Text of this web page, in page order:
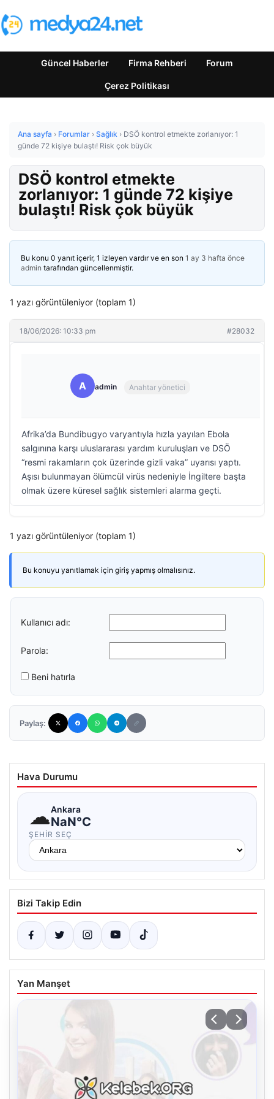
Güncel Haberler Firma Rehberi Forum
Çerez Politikası
Ana sayfa › Forumlar › Sağlık › DSÖ kontrol etmekte zorlanıyor: 1
günde 72 kişiye bulaştı! Risk çok büyük
DSÖ kontrol etmekte
zorlanıyor: 1 günde 72 kişiye
bulaştı! Risk çok büyük
Bu konu 0 yanıt içerir, 1 izleyen vardır ve en son 1 ay 3 hafta önce
admin tarafından güncellenmiştir.
1 yazı görüntüleniyor (toplam 1)
18/06/2026: 10:33 pm #28032
A admin Anahtar yönetici
Afrika’da Bundibugyo varyantıyla hızla yayılan Ebola
salgınına karşı uluslararası yardım kuruluşları ve DSÖ
“resmi rakamların çok üzerinde gizli vaka” uyarısı yaptı.
Aşısı bulunmayan ölümcül virüs nedeniyle İngiltere başta
olmak üzere küresel sağlık sistemleri alarma geçti.
1 yazı görüntüleniyor (toplam 1)
Bu konuyu yanıtlamak için giriş yapmış olmalısınız.
Kullanıcı adı:
Parola:
Beni hatırla
Paylaş:
Hava Durumu
☁Ankara
NaN°C
ŞEHIR SEÇ
Bizi Takip Edin
Yan Manşet